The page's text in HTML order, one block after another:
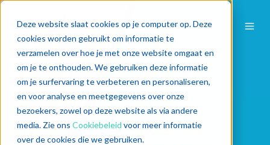
Deze website slaat cookies op je computer op. Deze
cookies worden gebruikt om informatie te
verzamelen over hoe je met onze website omgaat en
om je te onthouden. We gebruiken deze informatie
om je surfervaring te verbeteren en personaliseren,
en voor analyse en meetgegevens over onze
bezoekers, zowel op deze website als via andere
media. Zie ons Cookiebeleid voor meer informatie
over de cookies die we gebruiken.